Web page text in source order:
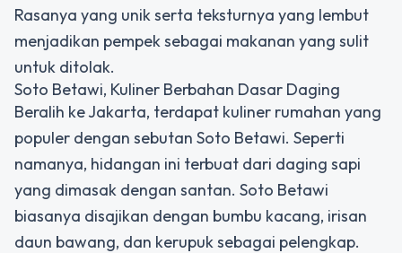
Rasanya yang unik serta teksturnya yang lembut
menjadikan pempek sebagai makanan yang sulit
untuk ditolak.
Soto Betawi, Kuliner Berbahan Dasar Daging
Beralih ke Jakarta, terdapat kuliner rumahan yang
populer dengan sebutan Soto Betawi. Seperti
namanya, hidangan ini terbuat dari daging sapi
yang dimasak dengan santan. Soto Betawi
biasanya disajikan dengan bumbu kacang, irisan
daun bawang, dan kerupuk sebagai pelengkap.